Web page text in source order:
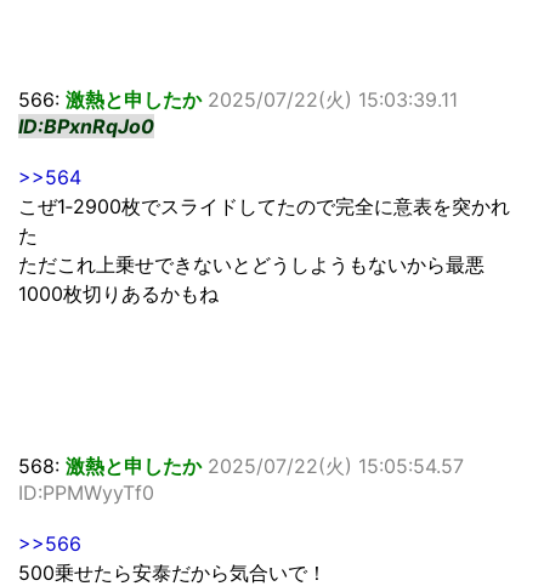
566: 激熱と申したか 2025/07/22(火) 15:03:39.11
ID:BPxnRqJo0
>>564
こぜ1‐2900枚でスライドしてたので完全に意表を突かれ
た
ただこれ上乗せできないとどうしようもないから最悪
1000枚切りあるかもね
568: 激熱と申したか 2025/07/22(火) 15:05:54.57
ID:PPMWyyTf0
>>566
500乗せたら安泰だから気合いで！